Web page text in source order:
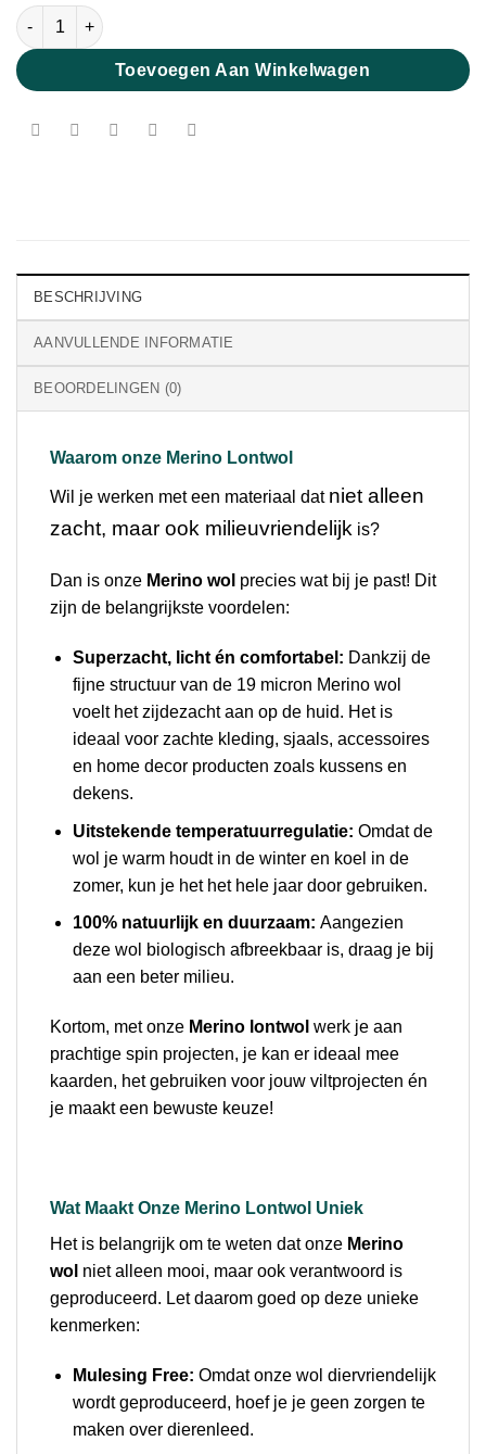
Extra Fijne Merino Lontwol Zeegroen 19 micron aantal
Toevoegen Aan Winkelwagen
BESCHRIJVING
AANVULLENDE INFORMATIE
BEOORDELINGEN (0)
Waarom onze Merino Lontwol
Wil je werken met een materiaal dat niet alleen
zacht, maar ook milieuvriendelijk is?
Dan is onze Merino wol precies wat bij je past! Dit
zijn de belangrijkste voordelen:
Superzacht, licht én comfortabel: Dankzij de
fijne structuur van de 19 micron Merino wol
voelt het zijdezacht aan op de huid. Het is
ideaal voor zachte kleding, sjaals, accessoires
en home decor producten zoals kussens en
dekens.
Uitstekende temperatuurregulatie: Omdat de
wol je warm houdt in de winter en koel in de
zomer, kun je het het hele jaar door gebruiken.
100% natuurlijk en duurzaam: Aangezien
deze wol biologisch afbreekbaar is, draag je bij
aan een beter milieu.
Kortom, met onze Merino lontwol werk je aan
prachtige spin projecten, je kan er ideaal mee
kaarden, het gebruiken voor jouw viltprojecten én
je maakt een bewuste keuze!
Wat Maakt Onze Merino Lontwol Uniek
Het is belangrijk om te weten dat onze Merino
wol niet alleen mooi, maar ook verantwoord is
geproduceerd. Let daarom goed op deze unieke
kenmerken:
Mulesing Free: Omdat onze wol diervriendelijk
wordt geproduceerd, hoef je je geen zorgen te
maken over dierenleed.